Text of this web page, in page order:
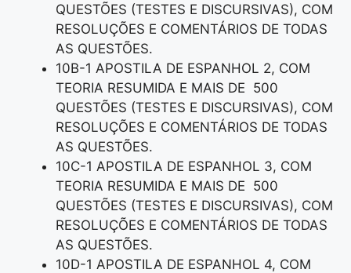
QUESTÕES (TESTES E DISCURSIVAS), COM
RESOLUÇÕES E COMENTÁRIOS DE TODAS
AS QUESTÕES.
10B-1 APOSTILA DE ESPANHOL 2, COM
TEORIA RESUMIDA E MAIS DE 500
QUESTÕES (TESTES E DISCURSIVAS), COM
RESOLUÇÕES E COMENTÁRIOS DE TODAS
AS QUESTÕES.
10C-1 APOSTILA DE ESPANHOL 3, COM
TEORIA RESUMIDA E MAIS DE 500
QUESTÕES (TESTES E DISCURSIVAS), COM
RESOLUÇÕES E COMENTÁRIOS DE TODAS
AS QUESTÕES.
10D-1 APOSTILA DE ESPANHOL 4, COM